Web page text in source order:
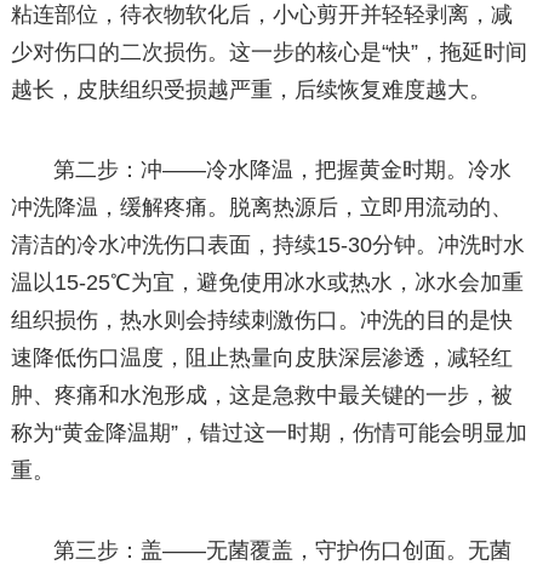
粘连部位，待衣物软化后，小心剪开并轻轻剥离，减
少对伤口的二次损伤。这一步的核心是“快”，拖延时间
越长，皮肤组织受损越严重，后续恢复难度越大。
第二步：冲——冷水降温，把握黄金时期。冷水
冲洗降温，缓解疼痛。脱离热源后，立即用流动的、
清洁的冷水冲洗伤口表面，持续15-30分钟。冲洗时水
温以15-25℃为宜，避免使用冰水或热水，冰水会加重
组织损伤，热水则会持续刺激伤口。冲洗的目的是快
速降低伤口温度，阻止热量向皮肤深层渗透，减轻红
肿、疼痛和水泡形成，这是急救中最关键的一步，被
称为“黄金降温期”，错过这一时期，伤情可能会明显加
重。
第三步：盖——无菌覆盖，守护伤口创面。无菌